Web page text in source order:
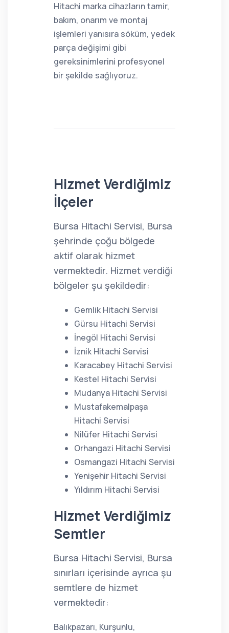
Hitachi marka cihazların tamir,
bakım, onarım ve montaj
işlemleri yanısıra söküm, yedek
parça değişimi gibi
gereksinimlerini profesyonel
bir şekilde sağlıyoruz.
Hizmet Verdiğimiz
İlçeler
Bursa Hitachi Servisi, Bursa
şehrinde çoğu bölgede
aktif olarak hizmet
vermektedir. Hizmet verdiği
bölgeler şu şekildedir:
Gemlik Hitachi Servisi
Gürsu Hitachi Servisi
İnegöl Hitachi Servisi
İznik Hitachi Servisi
Karacabey Hitachi Servisi
Kestel Hitachi Servisi
Mudanya Hitachi Servisi
Mustafakemalpaşa
Hitachi Servisi
Nilüfer Hitachi Servisi
Orhangazi Hitachi Servisi
Osmangazi Hitachi Servisi
Yenişehir Hitachi Servisi
Yıldırım Hitachi Servisi
Hizmet Verdiğimiz
Semtler
Bursa Hitachi Servisi, Bursa
sınırları içerisinde ayrıca şu
semtlere de hizmet
vermektedir:
Balıkpazarı, Kurşunlu,